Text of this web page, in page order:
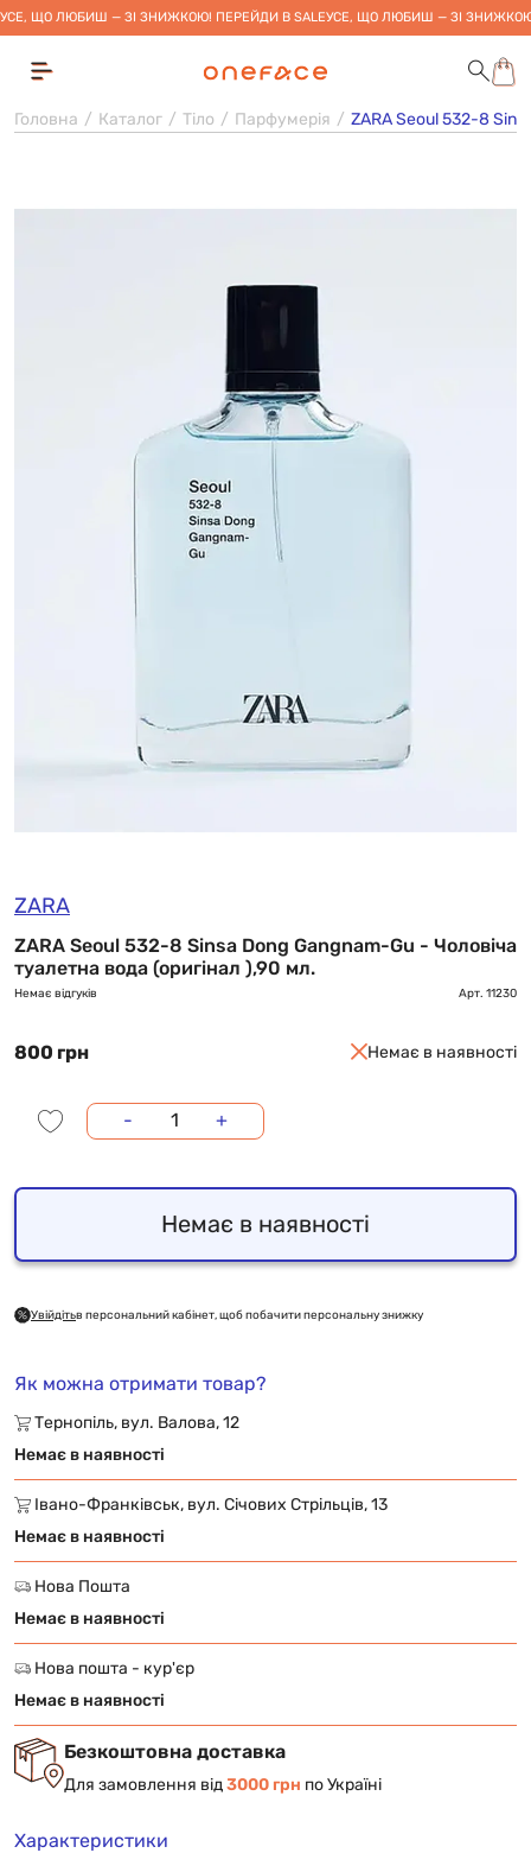
УСЕ, ЩО ЛЮБИШ — ЗІ ЗНИЖКОЮ! ПЕРЕЙДИ В SALEУСЕ, ЩО ЛЮБИШ — ЗІ
Головна Каталог Тіло Парфумерія ZARA Seoul 532-8
ZARA
ZARA Seoul 532-8 Sinsa Dong Gangnam-Gu - Чоловіча
туалетна вода (оригінал ),90 мл.
Немає відгуків Арт. 11230
800 грн Немає в наявності
- +
Немає в наявності
Увійдітьв персональний кабінет, щоб побачити персональну знижку
Як можна отримати товар?
Тернопіль, вул. Валова, 12
Немає в наявності
Івано-Франківськ, вул. Січових Стрільців, 13
Немає в наявності
Нова Пошта
Немає в наявності
Нова пошта - кур'єр
Немає в наявності
Безкоштовна доставка
Для замовлення від3000 грн по Україні
Характеристики